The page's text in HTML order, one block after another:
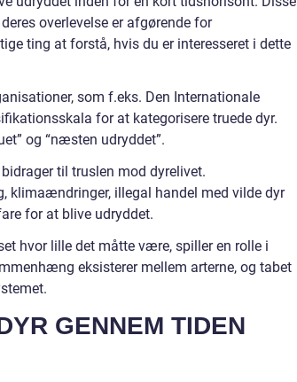
overlevelse er afgørende for
ting at forstå, hvis du er interesseret i dette
som f.eks. Den Internationale
for at kategorisere truede dyr.
og “næsten udryddet”.
til truslen mod dyrelivet.
klimaændringer, illegal handel med vilde dyr
for at blive udryddet.
hvor lille det måtte være, spiller en rolle i
eksisterer mellem arterne, og tabet
GENNEM TIDEN